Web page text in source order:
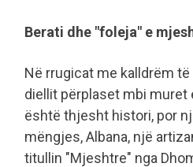
Berati dhe "foleja" e
Në rrugicat me kalldrëm të
diellit përplaset mbi muret
është thjesht histori, por
mëngjes, Albana, një
titullin "Mjeshtre" nga